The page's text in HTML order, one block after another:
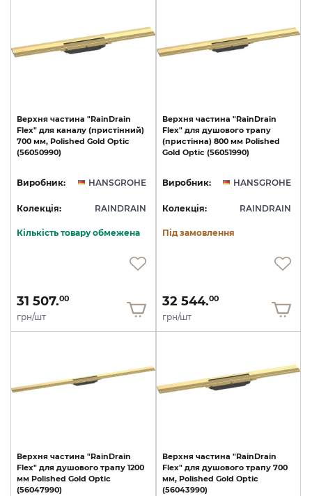
Верхня частина "RainDrain
Flex" для каналу (пристінний)
700 мм, Polished Gold Optic
(56050990)
Виробник: HANSGROHE
Колекція: RAINDRAIN
Кількість товару обмежена
31 507.00
грн/шт
Верхня частина "RainDrain
Flex" для душового трапу
(пристінна) 800 мм Polished
Gold Optic (56051990)
Виробник: HANSGROHE
Колекція: RAINDRAIN
Під замовлення
32 544.00
грн/шт
Верхня частина "RainDrain
Flex" для душового трапу 1200
мм Polished Gold Optic
(56047990)
Верхня частина "RainDrain
Flex" для душового трапу 700
мм, Polished Gold Optic
(56043990)